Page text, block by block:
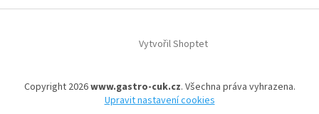
Vytvořil Shoptet
Copyright 2026www.gastro-cuk.cz. Všechna práva vyhrazena.
Upravit nastavení cookies